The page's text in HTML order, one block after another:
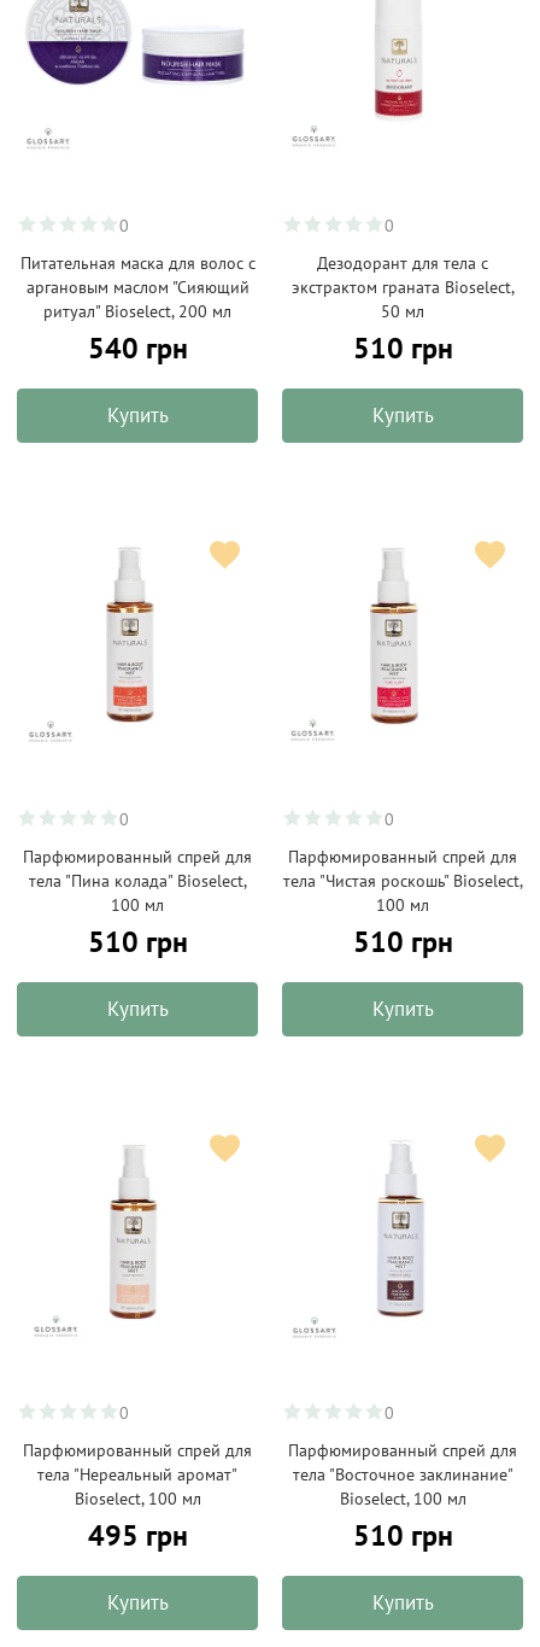
0
Питательная маска для волос с
аргановым маслом "Сияющий
ритуал" Bioselect, 200 мл
540 грн
Купить
0
Дезодорант для тела с
экстрактом граната Bioselect,
50 мл
510 грн
Купить
0
Парфюмированный спрей для
тела "Пина колада" Bioselect,
100 мл
510 грн
Купить
0
Парфюмированный спрей для
тела "Чистая роскошь" Bioselect,
100 мл
510 грн
Купить
0
Парфюмированный спрей для
тела "Нереальный аромат"
Bioselect, 100 мл
495 грн
Купить
0
Парфюмированный спрей для
тела "Восточное заклинание"
Bioselect, 100 мл
510 грн
Купить